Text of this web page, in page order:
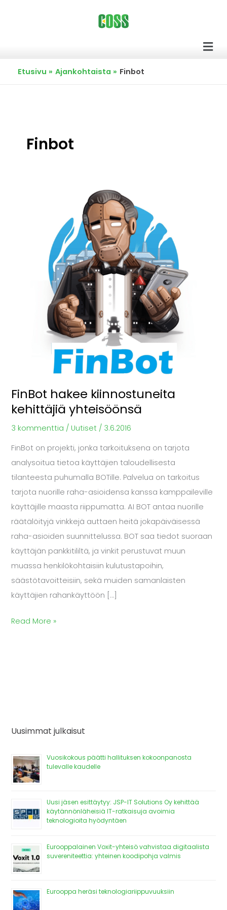
Etusivu Ajankohtaista Finbot
Finbot
FinBot hakee kiinnostuneita
kehittäjiä yhteisöönsä
3 kommenttia / Uutiset / 3.6.2016
FinBot on projekti, jonka tarkoituksena on tarjota
analysoitua tietoa käyttäjien taloudellisesta
tilanteesta puhumalla BOTille. Palvelua on tarkoitus
tarjota nuorille raha-asioidensa kanssa kamppaileville
käyttäjille maasta riippumatta. AI BOT antaa nuorille
räätälöityjä vinkkejä auttaen heitä jokapäiväisessä
raha-asioiden suunnittelussa. BOT saa tiedot suoraan
käyttäjän pankkitililtä, ja vinkit perustuvat muun
muassa henkilökohtaisiin kulutustapoihin,
säästötavoitteisiin, sekä muiden samanlaisten
käyttäjien rahankäyttöön […]
yhteisöönsä
Read More »
Uusimmat julkaisut
Vuosikokous päätti hallituksen kokoonpanosta
tulevalle kaudelle
Uusi jäsen esittäytyy: JSP-IT Solutions Oy kehittää
käytännönläheisiä IT-ratkaisuja avoimia
teknologioita hyödyntäen
Eurooppalainen Voxit-yhteisö vahvistaa digitaalista
suvereniteettia: yhteinen koodipohja valmis
Eurooppa heräsi teknologiariippuvuuksiin